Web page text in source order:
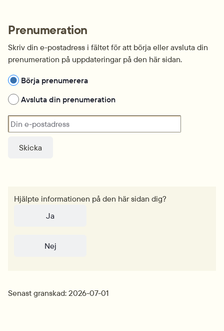
Prenumeration
Skriv din e-postadress i fältet för att börja eller avsluta din
prenumeration på uppdateringar på den här sidan.
Hantera prenumeration
Börja prenumerera
Avsluta din prenumeration
Din e-postadress
Hjälpte informationen på den här sidan dig?
Ja
Nej
Senast granskad: 2026-07-01